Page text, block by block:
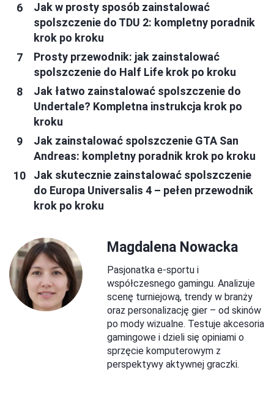
Jak w prosty sposób zainstalować
spolszczenie do TDU 2: kompletny poradnik
krok po kroku
Prosty przewodnik: jak zainstalować
spolszczenie do Half Life krok po kroku
Jak łatwo zainstalować spolszczenie do
Undertale? Kompletna instrukcja krok po
kroku
Jak zainstalować spolszczenie GTA San
Andreas: kompletny poradnik krok po kroku
Jak skutecznie zainstalować spolszczenie
do Europa Universalis 4 – pełen przewodnik
krok po kroku
Magdalena Nowacka
Pasjonatka e-sportu i
współczesnego gamingu. Analizuje
scenę turniejową, trendy w branży
oraz personalizację gier – od skinów
po mody wizualne. Testuje akcesoria
gamingowe i dzieli się opiniami o
sprzęcie komputerowym z
perspektywy aktywnej graczki.